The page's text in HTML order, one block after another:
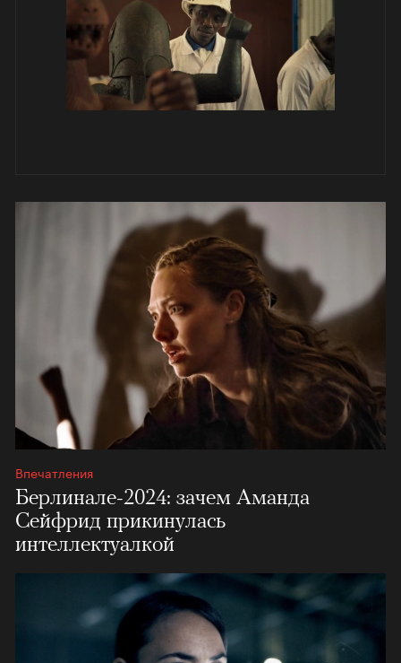
Впечатления
Берлинале-2024: зачем Аманда
Сейфрид прикинулась
интеллектуалкой